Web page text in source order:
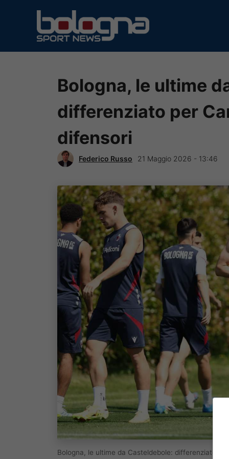
contenuto
Bologna, le ultime
differenziato per
difensori
Federico Russo 21 Maggio 2026 - 13:46
Bologna, le ultime da Casteldebole: differenziato